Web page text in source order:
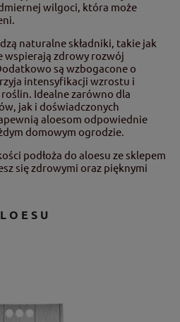
wilgoci, która może
naturalne składniki, takie jak
zdrowy rozwój
są wzbogacone o
intensyfikacji wzrostu i
Idealne zarówno dla
jak i doświadczonych
aloesom odpowiednie
domowym ogrodzie.
podłoża do aloesu ze sklepem
się zdrowymi oraz pięknymi